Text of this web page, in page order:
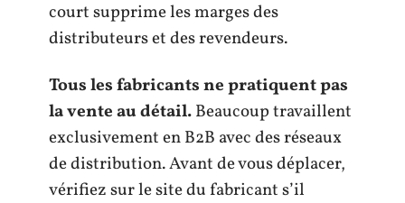
court supprime les marges des
distributeurs et des revendeurs.
Tous les fabricants ne pratiquent pas
la vente au détail.Beaucoup travaillent
exclusivement en B2B avec des réseaux
de distribution. Avant de vous déplacer,
vérifiez sur le site du fabricant s’il